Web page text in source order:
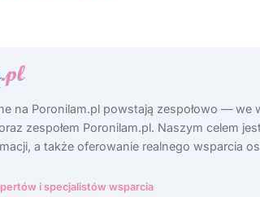
na Poronilam.pl powstają zespołowo — we
zespołem Poronilam.pl. Naszym celem
a także oferowanie realnego wsparcia
i specjalistów wsparcia